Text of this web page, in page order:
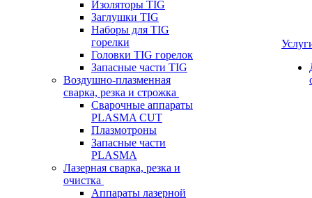
Изоляторы TIG
Заглушки TIG
Наборы для TIG
горелки
Головки TIG горелок
Запасные части TIG
Воздушно-плазменная
сварка, резка и строжка
Сварочные аппараты
PLASMA CUT
Плазмотроны
Запасные части
PLASMA
Лазерная сварка, резка и
очистка
Аппараты лазерной